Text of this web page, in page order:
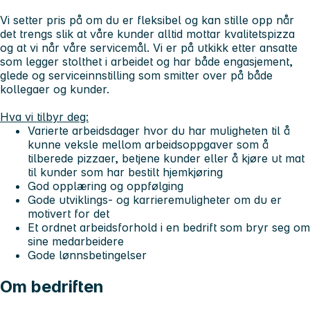
Vi setter pris på om du er fleksibel og kan stille opp når
det trengs slik at våre kunder alltid mottar kvalitetspizza
og at vi når våre servicemål. Vi er på utkikk etter ansatte
som legger stolthet i arbeidet og har både engasjement,
glede og serviceinnstilling som smitter over på både
kollegaer og kunder.
Hva vi tilbyr deg:
Varierte arbeidsdager hvor du har muligheten til å
kunne veksle mellom arbeidsoppgaver som å
tilberede pizzaer, betjene kunder eller å kjøre ut mat
til kunder som har bestilt hjemkjøring
God opplæring og oppfølging
Gode utviklings- og karrieremuligheter om du er
motivert for det
Et ordnet arbeidsforhold i en bedrift som bryr seg om
sine medarbeidere
Gode lønnsbetingelser
Om bedriften